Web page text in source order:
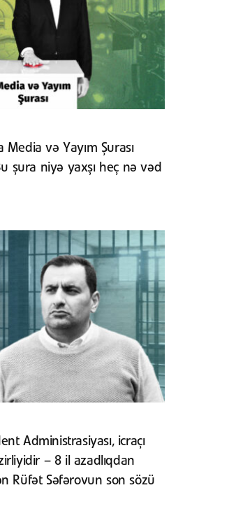
və Yayım Şurası
şura niyə yaxşı heç nə vəd
Administrasiyası, icraçı
– 8 il azadlıqdan
Rüfət Səfərovun son sözü